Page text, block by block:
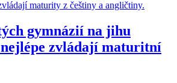
gymnázií na jihu
zvládají maturitní